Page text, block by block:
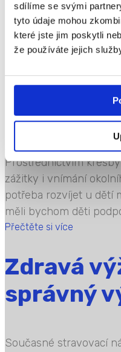
sdílíme se svými
tyto údaje mohou
které jste jim poskytli
že používáte jejich
Metody,
dětí
Dětský výtvarný
z nejdůležitějších
Prostřednictvím
zážitky i vnímání
potřeba rozvíjet u dětí
měli bychom děti
Přečtěte si více
Zdravá
správný
Současné stravovací